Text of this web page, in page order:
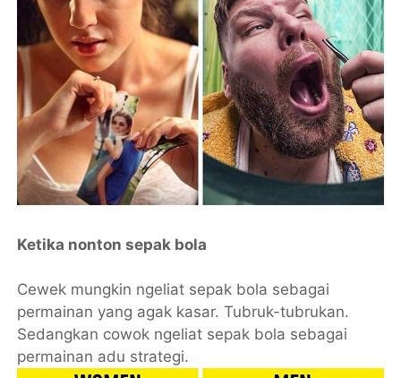
Ketika nonton sepak bola
Cewek mungkin ngeliat sepak bola sebagai
permainan yang agak kasar. Tubruk-tubrukan.
Sedangkan cowok ngeliat sepak bola sebagai
permainan adu strategi.